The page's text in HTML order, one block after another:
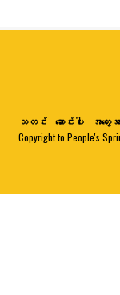
သတင်း ဆောင်းပါး အတွေ
Copyright to People's